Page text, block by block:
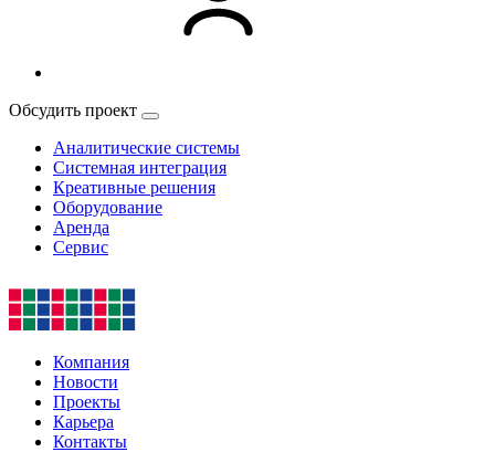
Обсудить проект
Аналитические системы
Системная интеграция
Креативные решения
Оборудование
Аренда
Сервис
Компания
Новости
Проекты
Карьера
Контакты